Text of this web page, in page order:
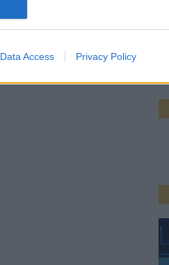
Data Access Privacy Policy